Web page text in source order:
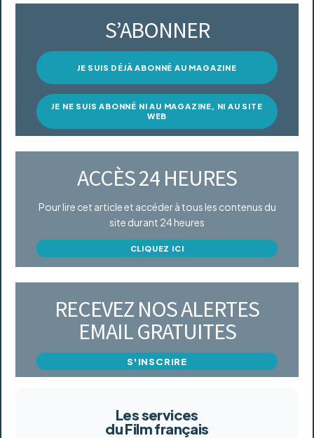
S’ABONNER
JE SUIS DÉJÀ ABONNÉ AU MAGAZINE
JE NE SUIS ABONNÉ NI AU MAGAZINE, NI AU SITE
WEB
ACCÈS 24 HEURES
Pour lire cet article et accéder à tous les contenus du
site durant 24 heures
CLIQUEZ ICI
RECEVEZ NOS ALERTES
EMAIL GRATUITES
S'INSCRIRE
Les services
du Film français